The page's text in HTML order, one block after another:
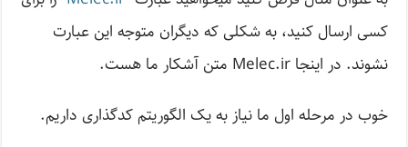
کسی ارسال کنید، به شکلی که دیگران متوجه این عبارت
نشوند. در اینجا Melec.ir متن آشکار ما هست.
خوب در مرحله اول ما نیاز به یک الگوریتم کدگذاری داریم.